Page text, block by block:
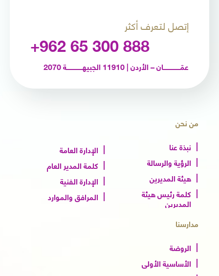
إتصل لتعرف أكثر
+962 65 300 888
عمّـــــــــــــــــان – الأردن | 11910 الجبيهــــــــــــــــة 2070
من نحن
نبذة عنا
الرؤية والرسالة
هيئة المديرين
كلمة رئيس هيئة
المديرين
الإدارة العامة
كلمة المدير العام
الإدارة الفنية
المرافق والموارد
مدارسنا
الروضة
الأساسية الأولى